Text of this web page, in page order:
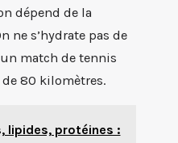
dépend de la
ne s’hydrate pas de
match de tennis
80 kilomètres.
lipides, protéines :